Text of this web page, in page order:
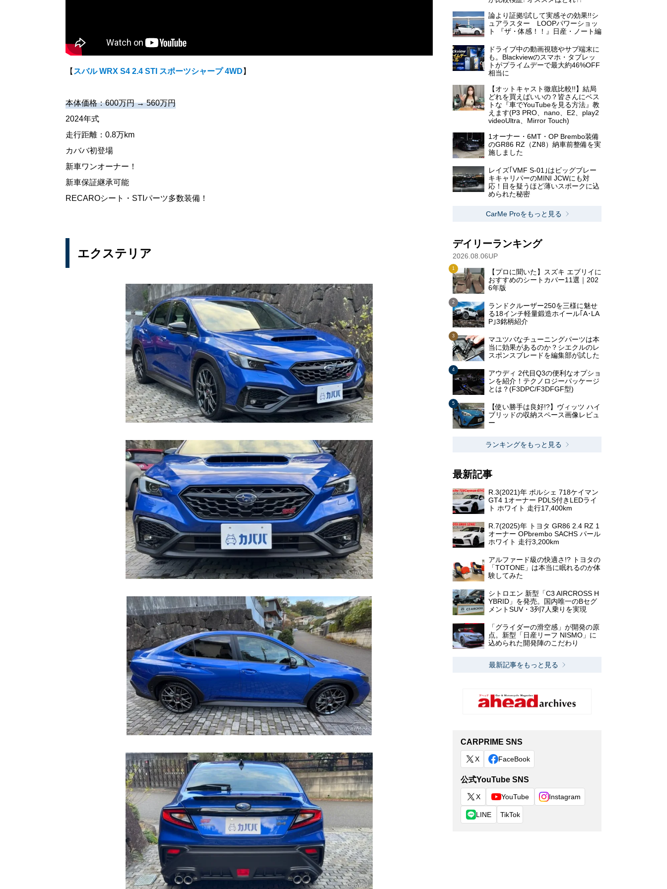
【 スバル WRX S4 2.4 STI スポーツシャープ 4WD 】
本体価格：600万円 → 560万円
2024年式
走行距離：0.8万km
カババ初登場
新車ワンオーナー！
新車保証継承可能
RECAROシート・STIパーツ多数装備！
エクステリア
論より証拠!試して実感その効果!!シ
ュアラスター LOOPパワーショッ
ト 『ザ・体感！！』日産・ノート編
ドライブ中の動画視聴やサブ端末に
も。Blackviewのスマホ・タブレッ
トがプライムデーで最大約46%OFF
相当に
【オットキャスト徹底比較!!】結局
どれを買えばいいの？皆さんにベス
トな『車でYouTubeを見る方法』教
えます(P3 PRO、nano、E2、play2
videoUltra、Mirror Touch)
1オーナー・6MT・OP Brembo装備
のGR86 RZ（ZN8）納車前整備を実
施しました
レイズ｢VMF S-01｣はビッグブレー
キキャリパーのMINI JCWにも対
応！目を疑うほど薄いスポークに込
められた秘密
CarMe Proをもっと見る
デイリーランキング
2026.08.06UP
【プロに聞いた】スズキ エブリイに
おすすめのシートカバー11選｜202
6年版
ランドクルーザー250を三様に魅せ
る18インチ軽量鍛造ホイール｢A･LA
P｣3銘柄紹介
マユツバなチューニングパーツは本
当に効果があるのか？シエクルのレ
スポンスブレードを編集部が試した
アウディ 2代目Q3の便利なオプショ
ンを紹介！テクノロジーパッケージ
とは？(F3DPC/F3DFGF型)
【使い勝手は良好!?】ヴィッツ ハイ
ブリッドの収納スペース画像レビュ
ー
ランキングをもっと見る
最新記事
R.3(2021)年 ポルシェ 718ケイマン
GT4 1オーナー PDLS付きLEDライ
ト ホワイト 走行17,400km
R.7(2025)年 トヨタ GR86 2.4 RZ 1
オーナー OPbrembo SACHS パール
ホワイト 走行3,200km
アルファード級の快適さ!? トヨタの
「TOTONE」は本当に眠れるのか体
験してみた
シトロエン 新型「C3 AIRCROSS H
YBRID」を発売。国内唯一のBセグ
メントSUV・3列7人乗りを実現
「グライダーの滑空感」が開発の原
点。新型「日産リーフ NISMO」に
込められた開発陣のこだわり
最新記事をもっと見る
CARPRIME SNS
X FaceBook
公式YouTube SNS
X YouTube Instagram
LINE TikTok